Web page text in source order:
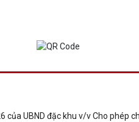
UBND đặc khu v/v Cho phép